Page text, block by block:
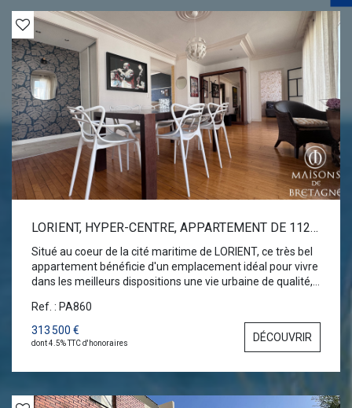
LORIENT, HYPER-CENTRE, APPARTEMENT DE 112 M2
Situé au coeur de la cité maritime de LORIENT, ce très bel
appartement bénéficie d'un emplacement idéal pour vivre
dans les meilleurs dispositions une vie urbaine de qualité,
dernier étage de cette petite copropriété, vous
apprécierez cet intérieur cossu et lumineux. Un vaste
séjour sur parquet châtaignier, sobre et tendance, deux
grandes chambres avec de nombreux rangements
intégrés, une grande salle de bains avec douche et une
entièrement aménagée, offre des prestations haut de
Ref. : PA860
313 500 €
dont 4.5% TTC d'honoraires DÉCOUVRIR